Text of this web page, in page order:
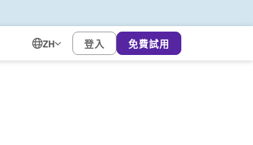
ZH 登入 免費試用